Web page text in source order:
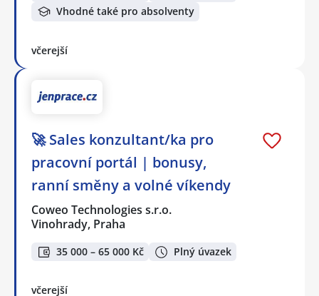
Vhodné také pro absolventy
včerejší
🚀 Sales konzultant/ka pro
pracovní portál | bonusy,
ranní směny a volné víkendy
Coweo Technologies s.r.o.
Vinohrady, Praha
35 000 – 65 000 Kč Plný úvazek
včerejší